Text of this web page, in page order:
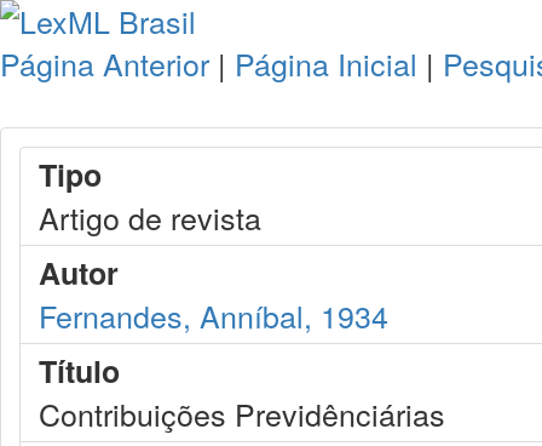
Página Anterior | Página Inicial |
Tipo
Artigo de revista
Autor
Fernandes, Anníbal, 1934
Título
Contribuições Previdênciárias